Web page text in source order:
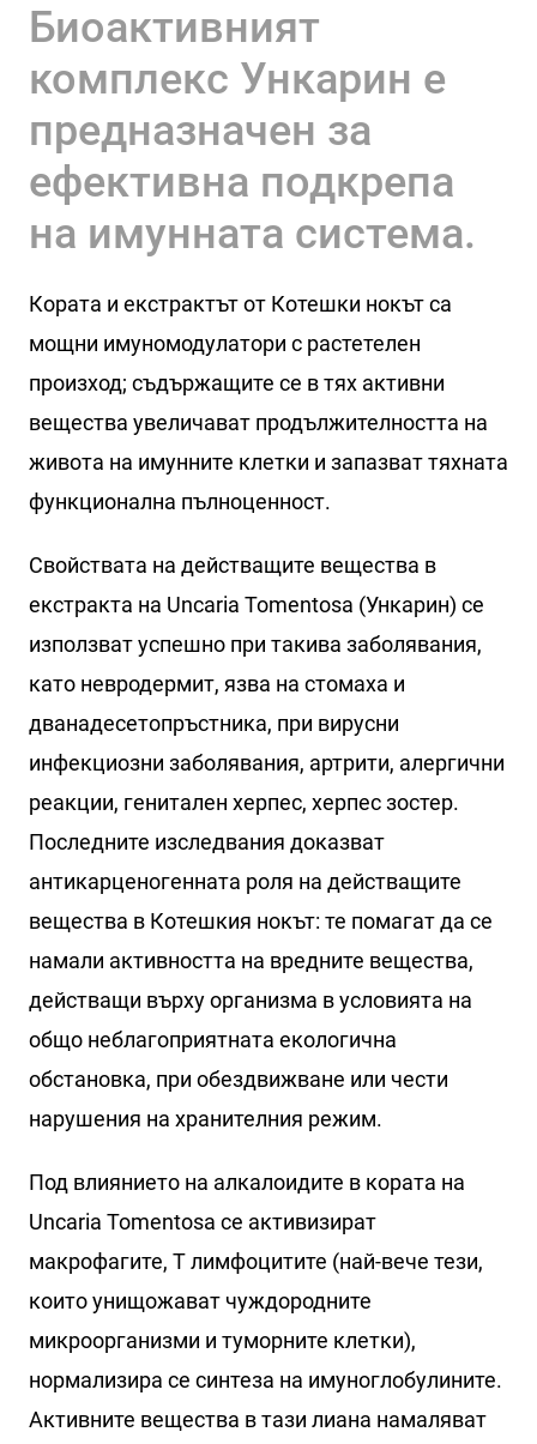
Биоактивният
комплекс Ункарин е
предназначен за
ефективна подкрепа
на имунната система.
Кората и екстрактът от Котешки нокът са
мощни имуномодулатори с растетелен
произход; съдържащите се в тях активни
вещества увеличават продължителността на
живота на имунните клетки и запазват тяхната
функционална пълноценност.
Свойствата на действащите вещества в
екстракта на Uncaria Tomentosa (Ункарин) се
използват успешно при такива заболявания,
като невродермит, язва на стомаха и
дванадесетопръстника, при вирусни
инфекциозни заболявания, артрити, алергични
реакции, генитален херпес, херпес зостер.
Последните изследвания доказват
антикарценогенната роля на действащите
вещества в Котешкия нокът: те помагат да се
намали активността на вредните вещества,
действащи върху организма в условията на
общо неблагоприятната екологична
обстановка, при обездвижване или чести
нарушения на хранителния режим.
Под влиянието на алкалоидите в кората на
Uncaria Tomentosa се активизират
макрофагите, Т лимфоцитите (най-вече тези,
които унищожават чуждородните
микроорганизми и туморните клетки),
нормализира се синтеза на имуноглобулините.
Активните вещества в тази лиана намаляват